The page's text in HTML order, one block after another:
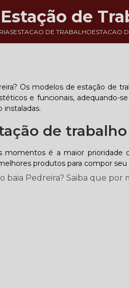
ESTACAO DE TRABALHOESTACAO
Estação de
Os modelos de estação de
e funcionais, adequando-
instaladas.
de
é a maior prioridade
produtos para compor seu
Pedreira? Saiba que por